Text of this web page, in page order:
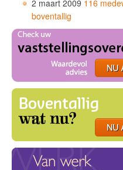
2 maart 2009 116
boventallig